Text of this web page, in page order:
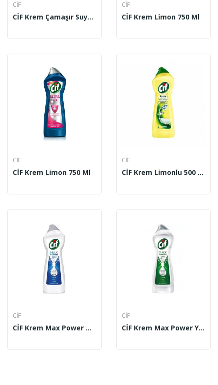
CİF
CİF Krem Çamaşır Suyu Katkılı 450 Ml
CİF
CİF Krem Limon 750 Ml
CİF
CİF Krem Limon 750 Ml
CİF
CİF Krem Limonlu 500 Ml
CİF
CİF Krem Max Power Mavi Çam Freahlığı 675 Ml
CİF
CİF Krem Max Power Yeşil Meşe Esintisi 675 Ml